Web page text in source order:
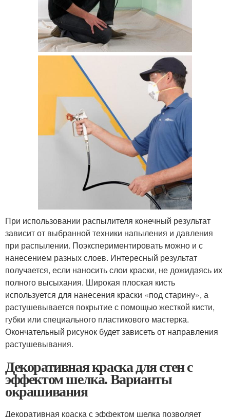
При использовании распылителя конечный результат
зависит от выбранной техники напыления и давления
при распылении. Поэкспериментировать можно и с
нанесением разных слоев. Интересный результат
получается, если наносить слои краски, не дожидаясь их
полного высыхания. Широкая плоская кисть
используется для нанесения краски «под старину», а
растушевывается покрытие с помощью жесткой кисти,
губки или специального пластикового мастерка.
Окончательный рисунок будет зависеть от направления
растушевывания.
Декоративная краска для стен с
эффектом шелка. Варианты
окрашивания
Декоративная краска с эффектом шелка позволяет